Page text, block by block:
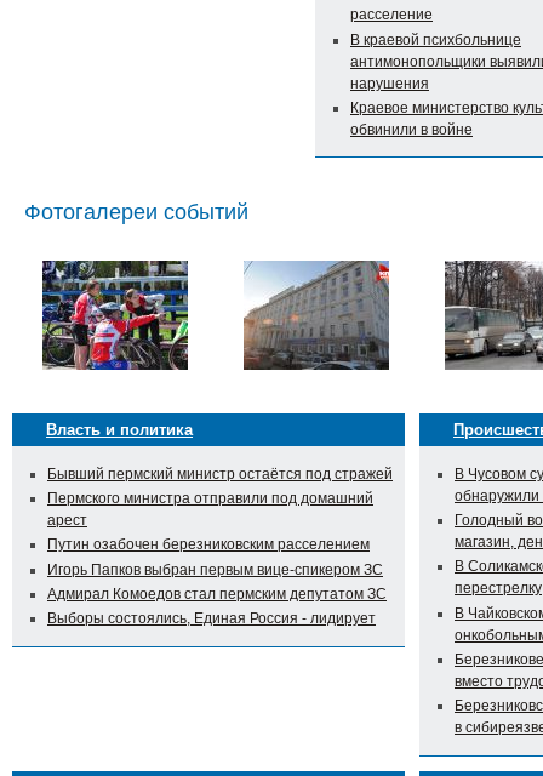
расселение
В краевой психбольнице
антимонопольщики
нарушения
Краевое министерство
обвинили в войне
Фотогалереи событий
Власть и политика
Бывший пермский министр остаётся под стражей
Пермского министра отправили под домашний
арест
Путин озабочен березниковским расселением
Игорь Папков выбран первым вице-спикером ЗС
Адмирал Комоедов стал пермским депутатом ЗС
Выборы состоялись, Единая Россия - лидирует
В Чусовом
Голодный
магазин,
В
перестрелку
В
вместо
в